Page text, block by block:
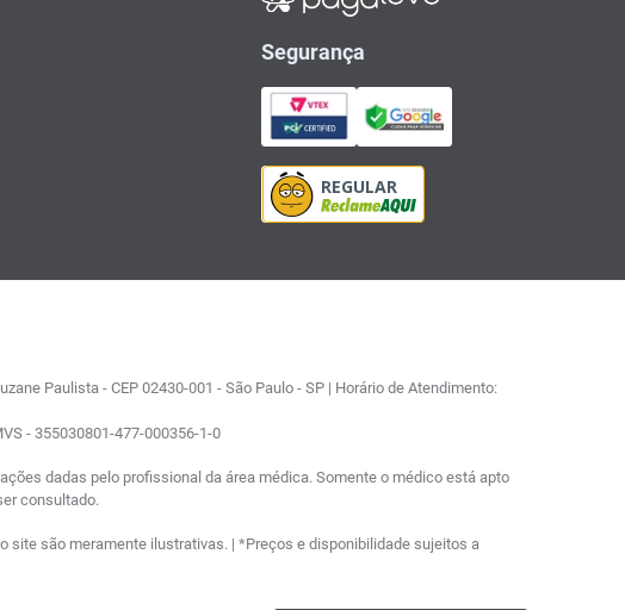
Segurança
Paulista - CEP 02430-001 - São Paulo - SP | Horário de Atendimento:
- 355030801-477-000356-1-0
dadas pelo profissional da área médica. Somente o médico está apto
consultado.
são meramente ilustrativas. | *Preços e disponibilidade sujeitos a